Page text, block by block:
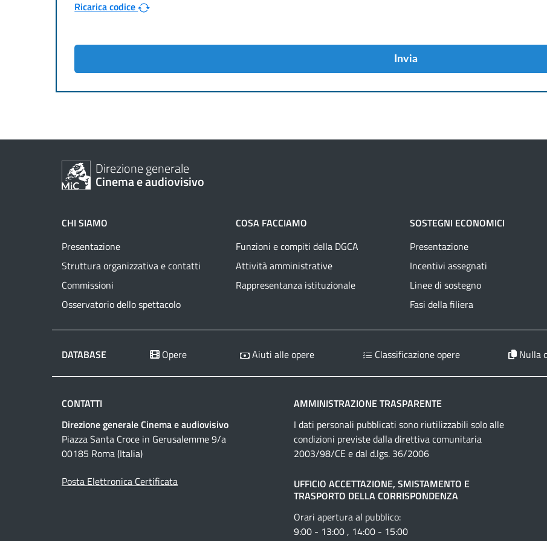
Ricarica codice
Invia
Direzione generale
Cinema e audiovisivo
CHI SIAMO
Presentazione
Struttura organizzativa e contatti
Commissioni
Osservatorio dello spettacolo
COSA FACCIAMO
Funzioni e compiti della DGCA
Attività amministrative
Rappresentanza istituzionale
SOSTEGNI ECONOMICI
Presentazione
Incentivi assegnati
Linee di sostegno
Fasi della filiera
DATABASE Opere Aiuti alle opere Classificazione opere Nulla
CONTATTI
Direzione generale Cinema e audiovisivo
Piazza Santa Croce in Gerusalemme 9/a
00185 Roma (Italia)
Posta Elettronica Certificata
AMMINISTRAZIONE TRASPARENTE
I dati personali pubblicati sono riutilizzabili solo alle
condizioni previste dalla direttiva comunitaria
2003/98/CE e dal d.lgs. 36/2006
UFFICIO ACCETTAZIONE, SMISTAMENTO E
TRASPORTO DELLA CORRISPONDENZA
Orari apertura al pubblico:
9:00 - 13:00 , 14:00 - 15:00